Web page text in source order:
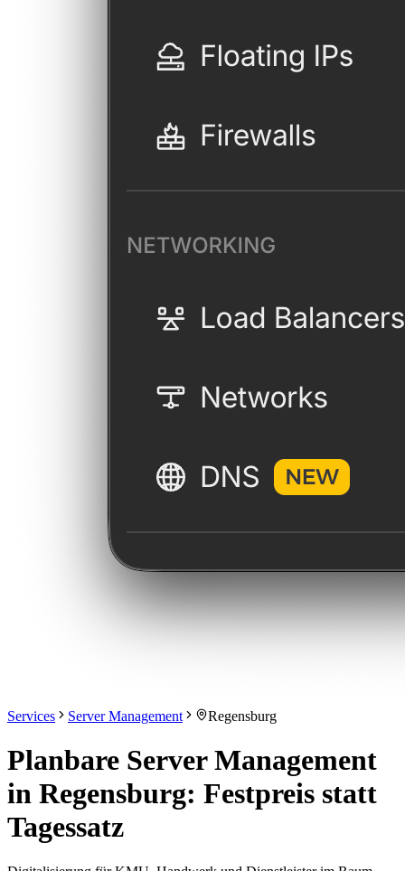
Services Server Management Regensburg
Planbare Server Management
in Regensburg: Festpreis statt
Tagessatz